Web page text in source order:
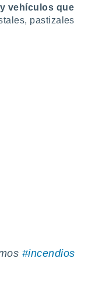
vehículos que
pastizales
#incendios